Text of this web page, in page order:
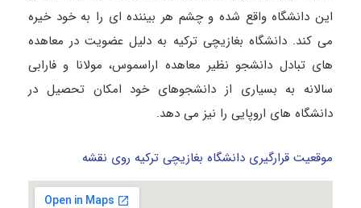
این دانشگاه واقع شده و چشم هر بیننده ای را به خود خیره
می کند. دانشگاه بغازیچی ترکیه به دلیل عضویت در معاهده
های تبادل دانشجو نظیر معاهده اراسموس، مولانا و فارابی
سالانه به بسیاری از دانشجوهای خود امکان تحصیل در
دانشگاه های اروپایی را نیز می دهد.
موقعیت قرارگیری دانشگاه بغازیچی ترکیه روی نقشه